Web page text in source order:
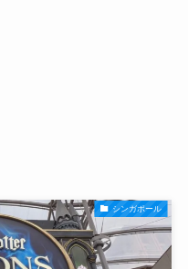
シンガポール